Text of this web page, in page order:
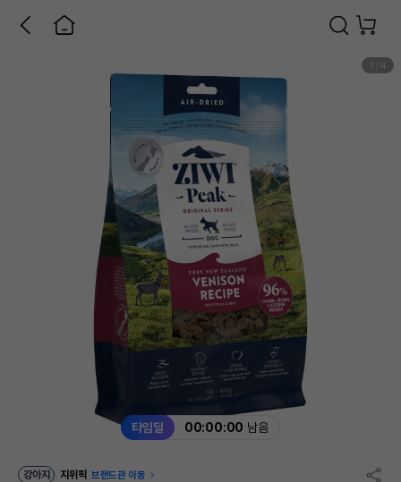
타임딜 00:00:00 남음
1 /4
강아지 지위픽 브랜드관 이동